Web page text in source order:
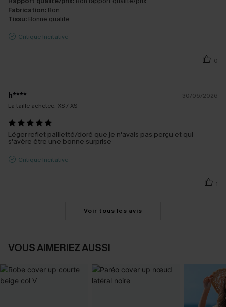
Fabrication: Bon
Tissu: Bonne qualité
Critique Incitative
0
h****
30/06/2026
La taille achetée: XS / XS
Léger reflet pailletté/doré que je n'avais pas perçu et qui
s'avère être une bonne surprise
Critique Incitative
1
Voir tous les avis
VOUS AIMERIEZ AUSSI